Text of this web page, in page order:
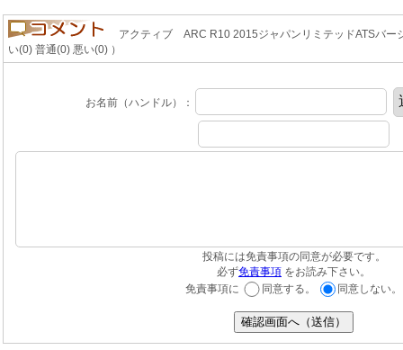
アクティブ ARC R10 2015ジャパンリミテッドATSバ
い(0) 普通(0) 悪い(0) ）
お名前（ハンドル）：
投稿には免責事項の同意が必要です。
必ず免責事項 をお読み下さい。
免責事項に
同意する。 同意しない。